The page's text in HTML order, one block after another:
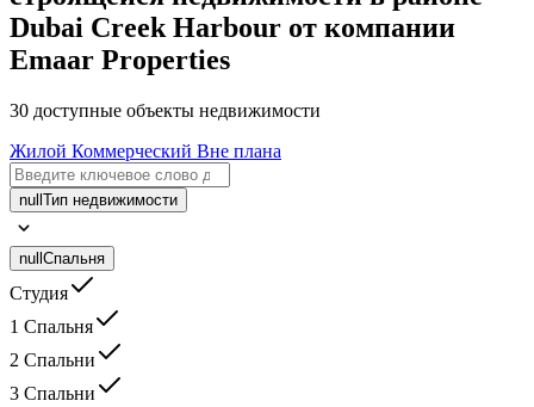
Dubai Creek Harbour от компании
Emaar Properties
30 доступные объекты недвижимости
Жилой Коммерческий Вне плана
null Тип недвижимости
null Спальня
Студия
1 Спальня
2 Спальни
3 Спальни